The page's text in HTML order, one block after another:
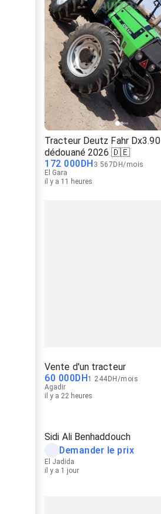
Tracteur Deutz Fahr Dx3.90
dédouané 2026 🇩🇪
172 000DH 3 567 DH/mois
El Gara
il y a 11 heures
Vente d'un tracteur
60 000DH1 244 DH /mois
Agadir
il y a 22 heures
Sidi Ali Benhaddouch
Demander le prix
El Jadida
il y a 1 jour